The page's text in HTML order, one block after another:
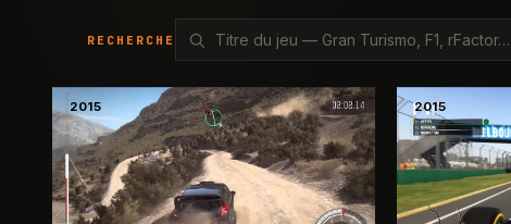
RECHERCHE
2015 2015